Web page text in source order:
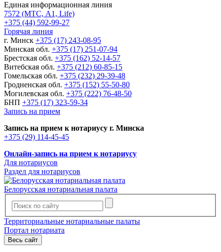
Единая информационная линия
7572 (МТС, A1, Life)
+375 (44) 592-99-27
Горячая линия
г. Минск +375 (17) 243-08-95
Минская обл. +375 (17) 251-07-94
Брестская обл. +375 (162) 52-14-57
Витебская обл. +375 (212) 60-85-15
Гомельская обл. +375 (232) 29-39-48
Гродненская обл. +375 (152) 55-50-80
Могилевская обл. +375 (222) 76-48-50
БНП +375 (17) 323-59-34
Запись на прием
Запись на прием к нотариусу г. Минска
+375 (29) 114-45-45
Онлайн-запись на прием к нотариусу
Для нотариусов
Раздел для нотариусов
Белорусская нотариальная палата
Территориальные нотариальные палаты
Портал нотариата
Весь сайт